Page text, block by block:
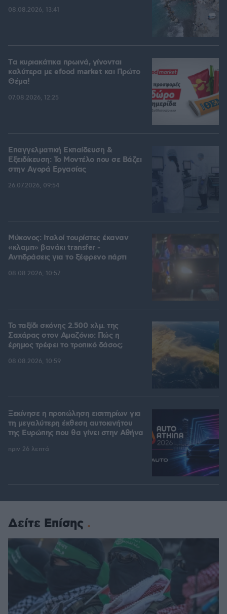
08.08.2026, 13:41
Tα κυριακάτικα πρωινά, γίνονται
καλύτερα με efood market και Πρώτο
Θέμα!
07.08.2026, 12:25
Επαγγελματική Εκπαίδευση &
Εξειδίκευση: Το Mοντέλο που σε Bάζει
στην Aγορά Eργασίας
26.07.2026, 09:54
Μύκονος: Ιταλοί τουρίστες έκαναν
«κλαμπ» βανάκι transfer -
Αντιδράσεις για το ξέφρενο πάρτι
08.08.2026, 10:57
Το ταξίδι σκόνης 2.500 χλμ. της
Σαχάρας στον Αμαζόνιο: Πώς η
έρημος τρέφει το τροπικό δάσος;
08.08.2026, 10:59
Ξεκίνησε η προπώληση εισιτηρίων για
τη μεγαλύτερη έκθεση αυτοκινήτου
της Ευρώπης που θα γίνει στην Αθήνα
πριν 26 λεπτά
Δείτε Επίσης